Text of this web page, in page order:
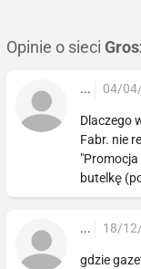
Opinie o sieci
... 04/
Dlaczego
Fabr. nie
"Promocja
butelkę
... 18/
gdzie